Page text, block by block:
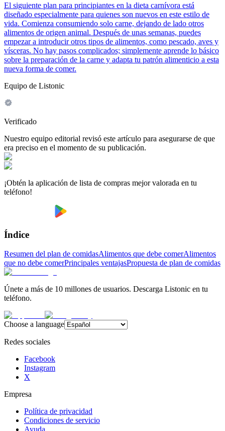
El siguiente plan para principiantes en la dieta carnívora está
diseñado especialmente para quienes son nuevos en este estilo de
vida. Comienza consumiendo solo carne, dejando de lado otros
alimentos de origen animal. Después de unas semanas, puedes
empezar a introducir otros tipos de alimentos, como pescado, aves y
vísceras. No hay pasos complicados; simplemente aprende lo básico
sobre la preparación de la carne y adapta tu patrón alimenticio a esta
nueva forma de comer.
Equipo de Listonic
Verificado
Nuestro equipo editorial revisó este artículo para asegurarse de que
era preciso en el momento de su publicación.
¡Obtén la aplicación de lista de compras mejor valorada en tu
teléfono!
Índice
Resumen del plan de comidasAlimentos que debe comerAlimentos
que no debe comerPrincipales ventajasPropuesta de plan de comidas
Únete a más de 10 millones de usuarios. Descarga Listonic en tu
teléfono.
Choose a language
Redes sociales
Facebook
Instagram
X
Empresa
Política de privacidad
Condiciones de servicio